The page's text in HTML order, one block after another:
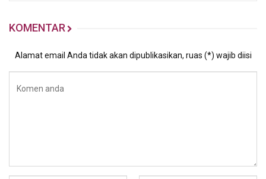
KOMENTAR
Alamat email Anda tidak akan dipublikasikan, ruas (*) wajib diisi